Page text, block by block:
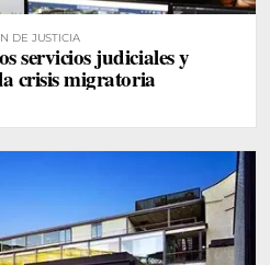
DE JUSTICIA
servicios judiciales y
crisis migratoria